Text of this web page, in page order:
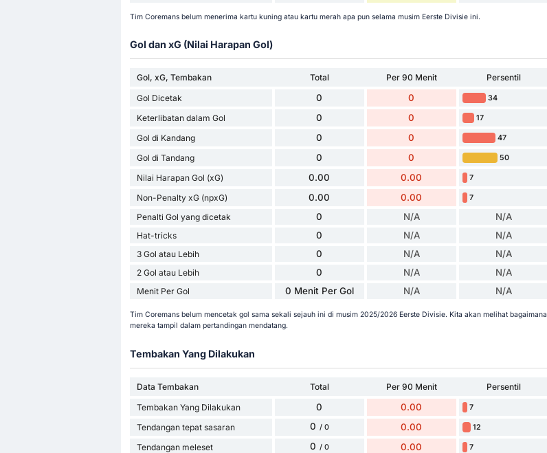
Tim Coremans belum menerima kartu kuning atau kartu merah apa pun selama musim Eerste Divisie ini.
Gol dan xG (Nilai Harapan Gol)
Gol, xG, Tembakan Total Per 90 Menit
Persentil
Gol Dicetak
0 0 34
Keterlibatan dalam Gol 0 0 17
Gol di Kandang 0 0 47
Gol di Tandang 0 0 50
Nilai Harapan Gol (xG) 0.00 0.00 7
Non-Penalty xG (npxG) 0.00 0.00 7
Penalti Gol yang dicetak 0 N/A N/A
Hat-tricks 0 N/A N/A
3 Gol atau Lebih 0 N/A N/A
2 Gol atau Lebih 0 N/A N/A
Menit Per Gol 0 Menit Per Gol N/A N/A
Tim Coremans belum mencetak gol sama sekali sejauh ini di musim 2025/2026 Eerste Divisie. Kita akan melihat bagaimana
mereka tampil dalam pertandingan mendatang.
Tembakan Yang Dilakukan
Data Tembakan Total Per 90 Menit
Persentil
Tembakan Yang Dilakukan
0 0.00 7
Tendangan tepat sasaran 0 / 0 0.00 12
Tendangan meleset 0 / 0 0.00 7